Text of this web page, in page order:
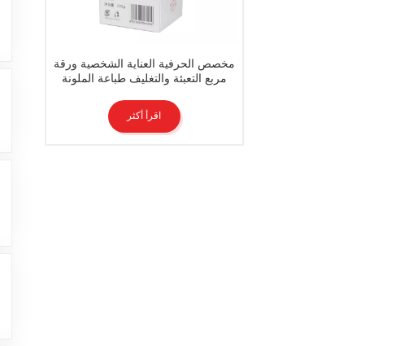
مخصص الحرفية العناية الشخصية ورقة
مربع التعبئة والتغليف طباعة الملونة
اقرأ أكثر